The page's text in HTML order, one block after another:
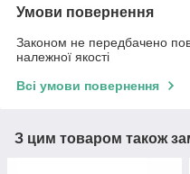
Умови повернення
Законом не передбачено
належної якості
Всі умови повернення
З цим товаром також